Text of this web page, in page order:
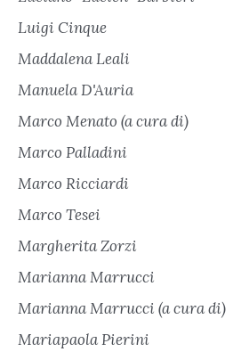
Luigi Cinque
Maddalena Leali
Manuela D'Auria
Marco Menato (a cura di)
Marco Palladini
Marco Ricciardi
Marco Tesei
Margherita Zorzi
Marianna Marrucci
Marianna Marrucci (a cura di)
Mariapaola Pierini